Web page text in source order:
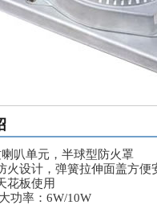
叭单元，半球型防火罩
火设计，弹簧拉伸面盖方便
花板使用
大功率：6W/10W